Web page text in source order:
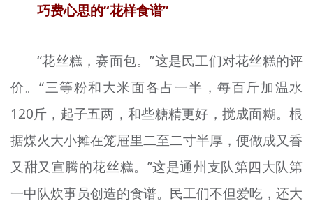
巧费心思的“花样食谱”
“花丝糕，赛面包。”这是民工们对花丝糕的评
价。“三等粉和大米面各占一半，每百斤加温水
120斤，起子五两，和些糖精更好，搅成面糊。根
据煤火大小摊在笼屉里二至二寸半厚，便做成又香
又甜又宣腾的花丝糕。”这是通州支队第四大队第
一中队炊事员创造的食谱。民工们不但爱吃，还大